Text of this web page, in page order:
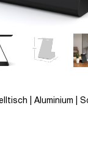
| Aluminium |